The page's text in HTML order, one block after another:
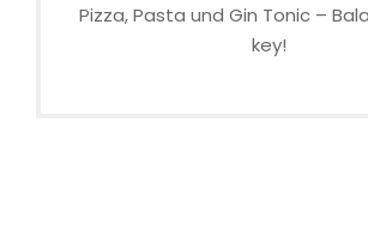
Pizza, Pasta und Gin Tonic –
key!